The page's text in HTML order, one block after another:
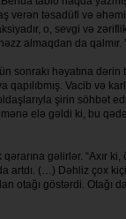
verən təsadüfi və
o, sevgi və
almaqdan da qalmır.
sonrakı hə­yatına
Vacib və
şirin söhbət
elə gəldi ki, bu
gəlirlər. “Axır
artdı. (…) Dəhliz çox
otağı göstərdi. Otağı